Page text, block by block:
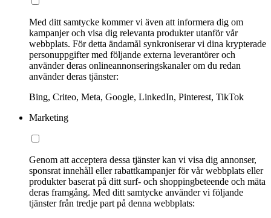
Med ditt samtycke kommer vi även att informera dig om
kampanjer och visa dig relevanta produkter utanför vår
webbplats. För detta ändamål synkroniserar vi dina krypterade
personuppgifter med följande externa leverantörer och
använder deras onlineannonseringskanaler om du redan
använder deras tjänster:
Bing, Criteo, Meta, Google, LinkedIn, Pinterest, TikTok
Marketing
Genom att acceptera dessa tjänster kan vi visa dig annonser,
sponsrat innehåll eller rabattkampanjer för vår webbplats eller
produkter baserat på ditt surf- och shoppingbeteende och mäta
deras framgång. Med ditt samtycke använder vi följande
tjänster från tredje part på denna webbplats: